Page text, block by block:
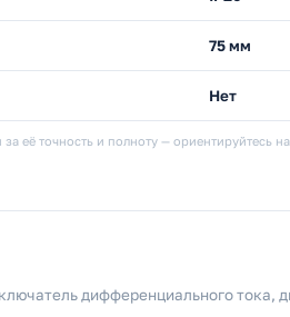
75 мм
Нет
её точность и полноту — ориентируйтесь
дифференциального тока,